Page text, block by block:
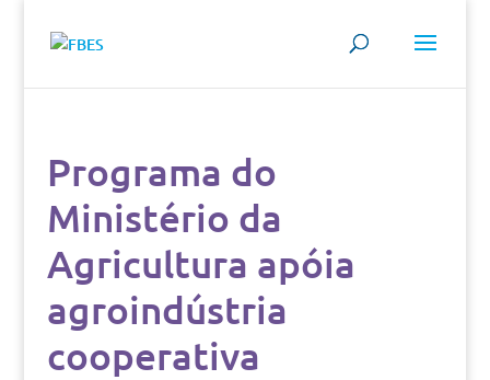
Programa do
Ministério da
Agricultura apóia
agroindústria
cooperativa